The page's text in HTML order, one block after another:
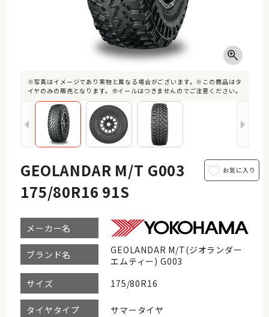
※写真はイメージであり実物と異なる場合がございます。※この商品はタ
イヤのみの販売となります。ホイールはつきませんのでご注意ください。
GEOLANDAR M/T G003
175/80R16 91S
メーカー名
ブランド名
GEOLANDAR M/T(ジオランダー
エムティー) G003
サイズ
175/80R16
タイヤタイプ サマータイヤ